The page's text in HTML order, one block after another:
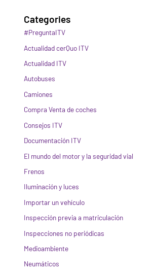
Categories
#PreguntaITV
Actualidad cerQuo ITV
Actualidad ITV
Autobuses
Camiones
Compra Venta de coches
Consejos ITV
Documentación ITV
El mundo del motor y la seguridad vial
Frenos
Iluminación y luces
Importar un vehículo
Inspección previa a matriculación
Inspecciones no periódicas
Medioambiente
Neumáticos